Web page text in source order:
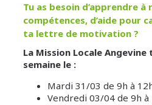
Tu as besoin d’apprendre
compétences, d’aide pour
ta lettre de motivation ?
La Mission Locale
semaine le :
Mardi 31/03 de 9h à
Vendredi 03/04 de 9h à